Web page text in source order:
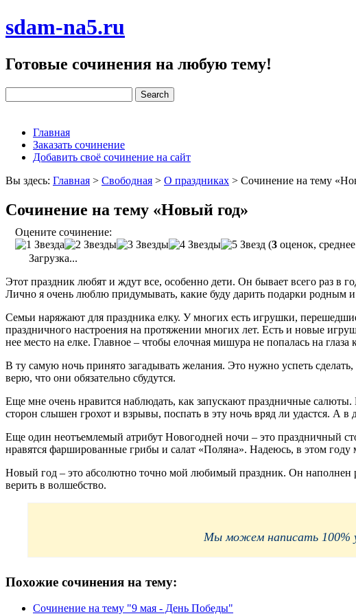
sdam-na5.ru
Готовые сочинения на любую тему!
Главная
Заказать сочинение
Добавить своё сочинение на сайт
Вы здесь: Главная > Свободная > О праздниках > Сочинение на тему
Сочинение на тему «Новый год»
Оцените сочинение:
(3 оценок,
Загрузка...
Этот праздник любят и ждут все, особенно дети. Он бывает всего раз в
Лично я очень люблю придумывать, какие буду дарить подарки родным
Семьи наряжают для праздника елку. У многих есть игрушки,
праздничного настроения на протяжении многих лет. Есть и новые
нее место на елке. Главное – чтобы елочная мишура не попалась на глаза
В ту самую ночь принято загадывать желания. Это нужно успеть
верю, что они обязательно сбудутся.
Еще мне очень нравится наблюдать, как запускают праздничные
сторон слышен грохот и взрывы, поспать в эту ночь вряд ли удастся. А
Еще один неотъемлемый атрибут Новогодней ночи – это праздничный
нравятся фаршированные грибы и салат «Поляна». Надеюсь, в этом году
Новый год – это абсолютно точно мой любимый праздник. Он наполнен
верить в волшебство.
Мы можем написать 100%
Похожие сочинения на тему:
Сочинение на тему "9 мая - День Победы"